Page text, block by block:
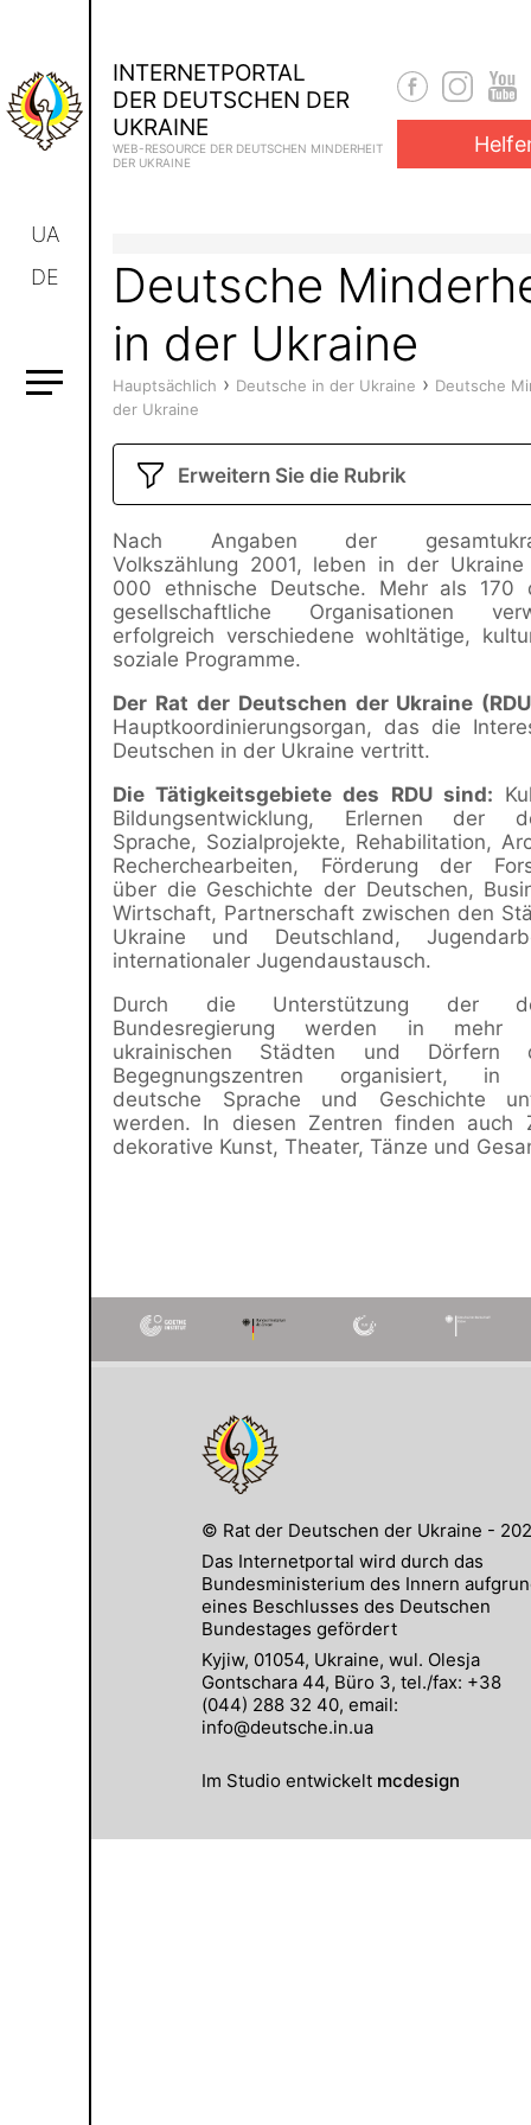
UA
DE
INTERNETPORTAL
DER DEUTSCHEN DER
UKRAINE
WEB-RESOURCE DER DEUTSCHEN MINDERHEIT
DER UKRAINE
Deutsche
in der Ukraine
Hauptsächlich › Deutsche in der Ukraine › Deutsche
der Ukraine
Erweitern Sie die Rubrik
Nach Angaben der
Volkszählung 2001, leben in der
000 ethnische Deutsche. Mehr als 170
gesellschaftliche Organisationen
erfolgreich verschiedene wohltätige,
soziale Programme.
Der Rat der Deutschen der Ukraine
Hauptkoordinierungsorgan, das die
Deutschen in der Ukraine vertritt.
Die Tätigkeitsgebiete des RDU sind:
Bildungsentwicklung, Erlernen der
Sprache, Sozialprojekte, Rehabilitation,
Recherchearbeiten, Förderung der
über die Geschichte der Deutschen,
Wirtschaft, Partnerschaft zwischen den
Ukraine und Deutschland,
internationaler Jugendaustausch.
Durch die Unterstützung der
Bundesregierung werden in
ukrainischen Städten und Dörfern
Begegnungszentren organisiert, in
deutsche Sprache und Geschichte
werden. In diesen Zentren finden auch
dekorative Kunst, Theater, Tänze und
© Rat der Deutschen der Ukraine -
Das Internetportal wird durch das
Bundesministerium des Innern
eines Beschlusses des Deutschen
Bundestages gefördert
Kyjiw, 01054, Ukraine, wul. Olesja
Gontschara 44, Büro 3, tel./fax: +38
(044) 288 32 40, email:
info@deutsche.in.ua
Im Studio entwickelt mcdesign